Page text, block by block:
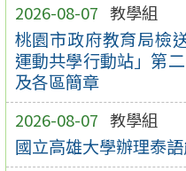
2026-08-07 教學組
桃園市政府教育局檢
運動共學行動站」第
及各區簡章
2026-08-07 教學組
國立高雄大學辦理泰